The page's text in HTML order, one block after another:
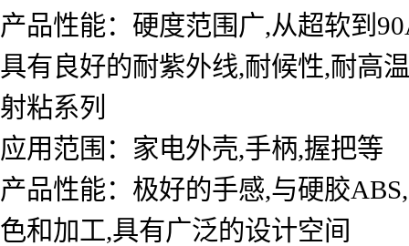
产品性能：硬度范围广,从超软到
具有良好的耐紫外线,耐候性,耐高
射粘系列
应用范围：家电外壳,手柄,握
产品性能：极好的手感,与硬胶
色和加工,具有广泛的设计空间